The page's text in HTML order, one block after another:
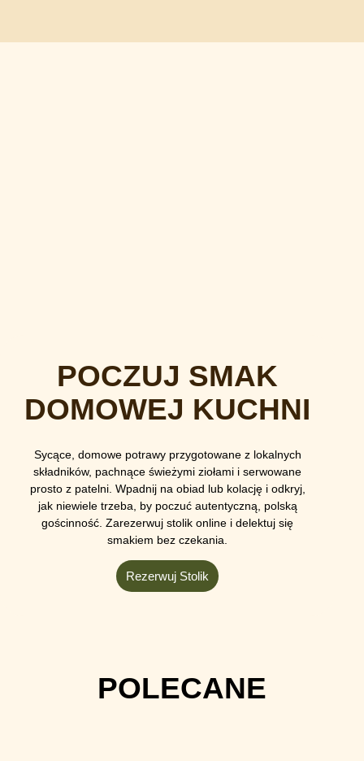
POCZUJ SMAK
DOMOWEJ KUCHNI
Sycące, domowe potrawy przygotowane z lokalnych
składników, pachnące świeżymi ziołami i serwowane
prosto z patelni. Wpadnij na obiad lub kolację i odkryj,
jak niewiele trzeba, by poczuć autentyczną, polską
gościnność. Zarezerwuj stolik online i delektuj się
smakiem bez czekania.
Rezerwuj Stolik
POLECANE